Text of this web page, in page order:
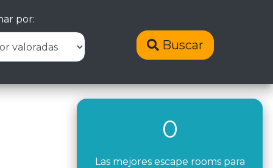
por:
Buscar
0
Las mejores escape rooms para